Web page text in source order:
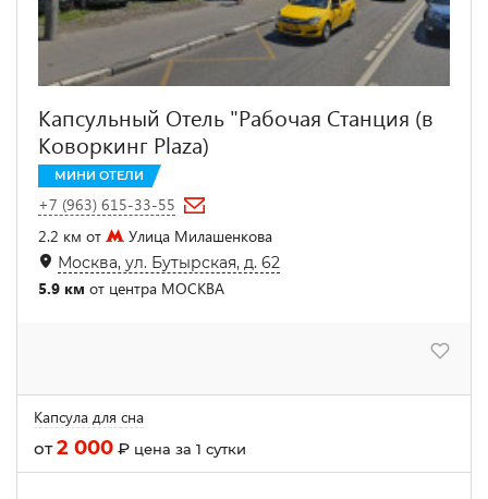
Капсульный Отель "Рабочая Станция (в
Коворкинг Plaza)
МИНИ ОТЕЛИ
+7 (963) 615-33-55
2.2 км от
Улица Милашенкова
Москва, ул. Бутырская, д. 62
5.9 км от центра МОСКВА
Капсула для сна
от2 000 ₽ цена за 1 сутки